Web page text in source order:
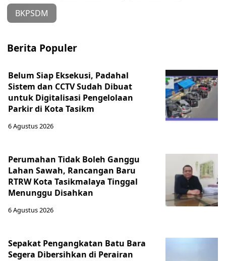
BKPSDM
Berita Populer
Belum Siap Eksekusi, Padahal
Sistem dan CCTV Sudah Dibuat
untuk Digitalisasi Pengelolaan
Parkir di Kota Tasikm
6 Agustus 2026
Perumahan Tidak Boleh Ganggu
Lahan Sawah, Rancangan Baru
RTRW Kota Tasikmalaya Tinggal
Menunggu Disahkan
6 Agustus 2026
Sepakat Pengangkatan Batu Bara
Segera Dibersihkan di Perairan